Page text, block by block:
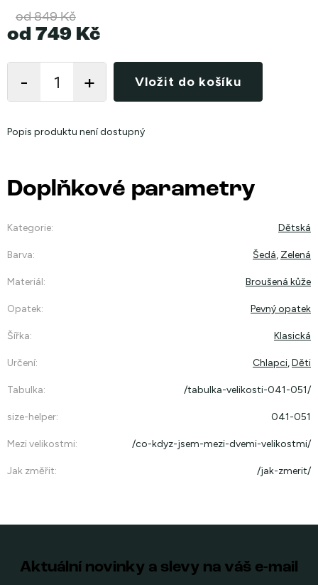
od 849 Kč
od 749 Kč
cena:
Vložit do košíku
Popis produktu není dostupný
Doplňkové parametry
Kategorie: Dětská
Barva: Šedá, Zelená
Materiál: Broušená kůže
Opatek: Pevný opatek
Šířka: Klasická
Určení: Chlapci,Děti
Tabulka: /tabulka-velikosti-041-051/
size-helper: 041-051
Mezi velikostmi: /co-kdyz-jsem-mezi-dvemi-velikostmi/
Jak změřit: /jak-zmerit/
Aktuální novinky a slevy na váš e-mail